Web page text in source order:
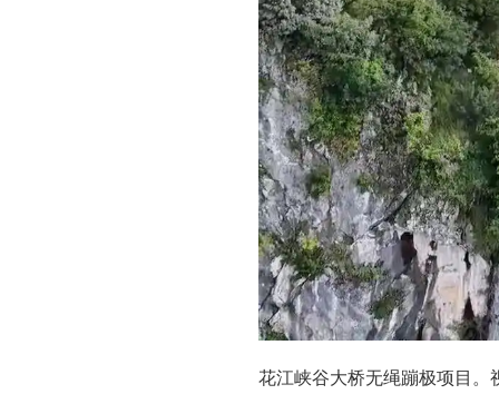
花江峡谷大桥无绳蹦极项目。